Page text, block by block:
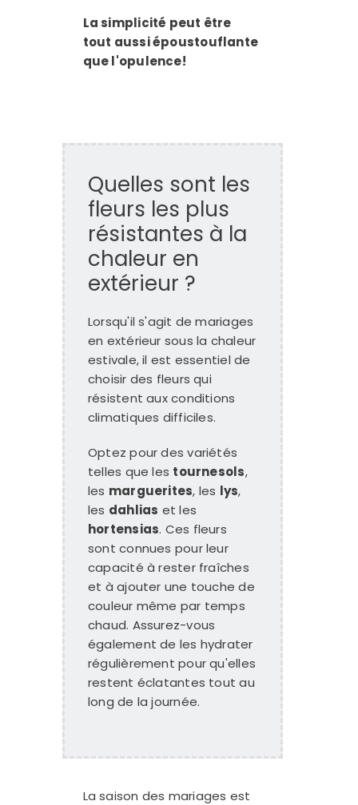
La simplicité peut être
tout aussi époustouflante
que l'opulence!
Quelles sont les
fleurs les plus
résistantes à la
chaleur en
extérieur ?
Lorsqu'il s'agit de mariages
en extérieur sous la chaleur
estivale, il est essentiel de
choisir des fleurs qui
résistent aux conditions
climatiques difficiles.
Optez pour des variétés
telles que les tournesols,
les marguerites, les lys,
les dahlias et les
hortensias. Ces fleurs
sont connues pour leur
capacité à rester fraîches
et à ajouter une touche de
couleur même par temps
chaud. Assurez-vous
également de les hydrater
régulièrement pour qu'elles
restent éclatantes tout au
long de la journée.
La saison des mariages est